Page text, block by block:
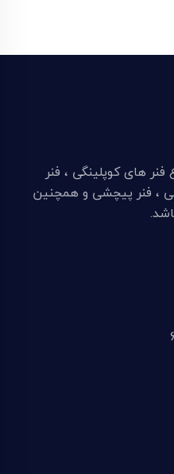
های کوپلینگی ، فنر
، فنر پیچشی و همچنین